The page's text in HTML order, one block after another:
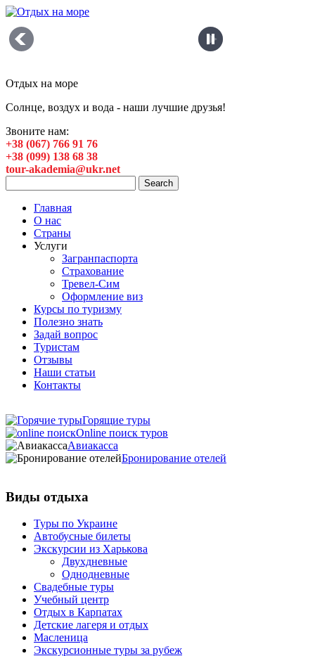
Отдых на море
Солнце, воздух и вода - наши лучшие друзья!
Звоните нам:
+38 (067) 766 91 76
+38 (099) 138 68 38
tour-akademia@ukr.net
Главная
О нас
Страны
Услуги
Загранпаспорта
Страхование
Тревел-Сим
Оформление виз
Курсы по туризму
Полезно знать
Задай вопрос
Туристам
Отзывы
Наши статьи
Контакты
Горящие туры
Online поиск туров
Авиакасса
Бронирование отелей
Виды отдыха
Туры по Украине
Автобусные билеты
Экскурсии из Харькова
Двухдневные
Однодневные
Свадебные туры
Учебный центр
Отдых в Карпатах
Детские лагеря и отдых
Масленица
Экскурсионные туры за рубеж